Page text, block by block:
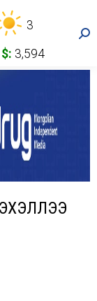
3
$: 3,594